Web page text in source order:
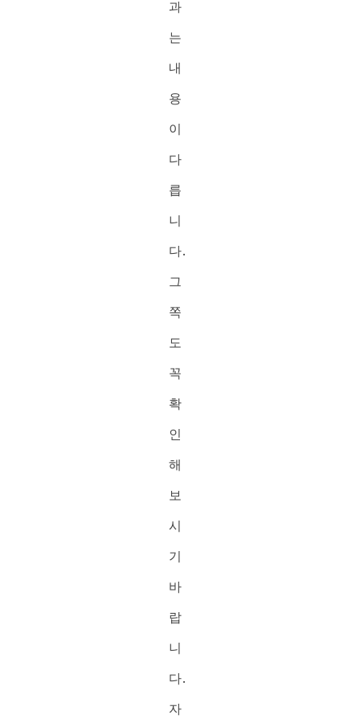
과
는
내
용
이
다
릅
니
다.
그
쪽
도
꼭
확
인
해
보
시
기
바
랍
니
다.
자